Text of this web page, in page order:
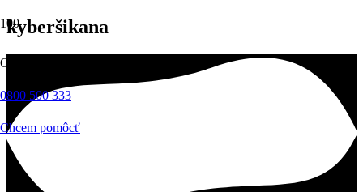
Okamžitá pomoc
0800 500 333
Chcem pomôcť
kyberšikana